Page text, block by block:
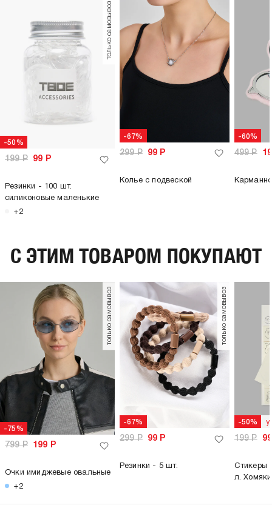
-50%
только самовывоз
199Р 99 Р
Резинки - 100 шт.
силиконовые маленькие
+2
-67%
299Р 99 Р
Колье с подвеской
-60%
499Р
C ЭТИМ ТОВАРОМ ПОКУПАЮТ
-75%
только самовывоз
799Р 199 Р
Очки имиджевые овальные
+2
-67%
только самовывоз
299Р 99 Р
Резинки - 5 шт.
-50%
199Р 99
Стикеры
л. Хомяки